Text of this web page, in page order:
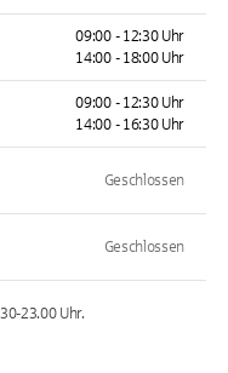
09:00 - 12:30 Uhr
14:00 - 18:00 Uhr
09:00 - 12:30 Uhr
14:00 - 16:30 Uhr
Geschlossen
Geschlossen
23.00Uhr.